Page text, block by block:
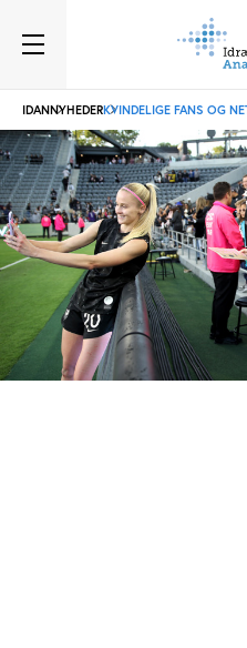
IDANNYHEDERKVINDELIGE FANS OG